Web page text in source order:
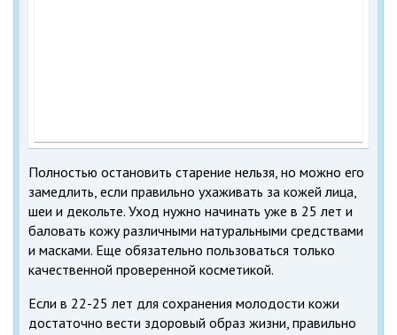
Полностью остановить старение нельзя, но можно его
замедлить, если правильно ухаживать за кожей лица,
шеи и декольте. Уход нужно начинать уже в 25 лет и
баловать кожу различными натуральными средствами
и масками. Еще обязательно пользоваться только
качественной проверенной косметикой.
Если в 22-25 лет для сохранения молодости кожи
достаточно вести здоровый образ жизни, правильно